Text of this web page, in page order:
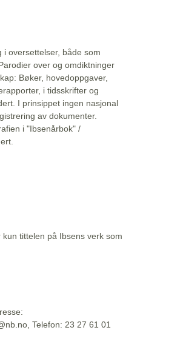
oversettelser, både som
over og omdiktninger
Bøker, hovedoppgaver,
i tidsskrifter og
I prinsippet ingen nasjonal
av dokumenter.
i "Ibsenårbok" /
tittelen på Ibsens verk som
Telefon: 23 27 61 01